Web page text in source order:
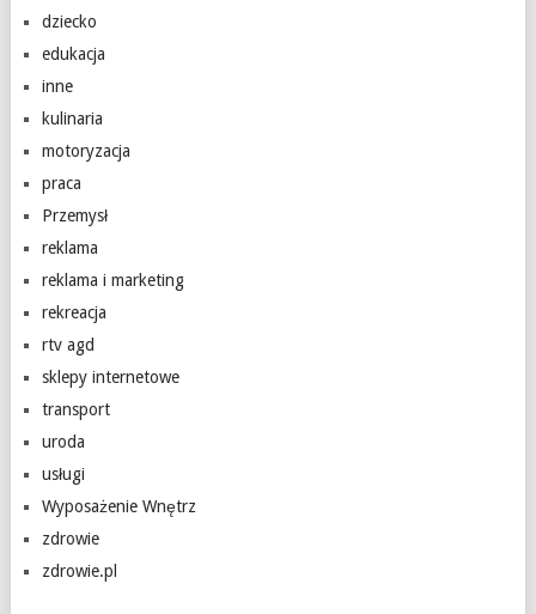
dziecko
edukacja
inne
kulinaria
motoryzacja
praca
Przemysł
reklama
reklama i marketing
rekreacja
rtv agd
sklepy internetowe
transport
uroda
usługi
Wyposażenie Wnętrz
zdrowie
zdrowie.pl